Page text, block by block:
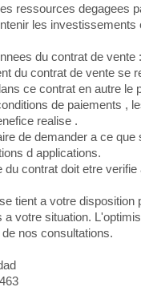
ressources degagees
les
du contrat de vente :
du contrat de vente se
ce contrat en autre le
de paiements ,
realise .
de demander a ce
d applications.
du contrat doit etre
tient a votre
a votre situation.
nos consultations.